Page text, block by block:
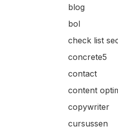
blog
bol
check list
concrete5
contact
content
copywriter
cursussen